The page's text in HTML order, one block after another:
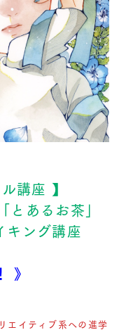
講座 】
とあるお茶」
キング講座
》
エイティブ系への進学